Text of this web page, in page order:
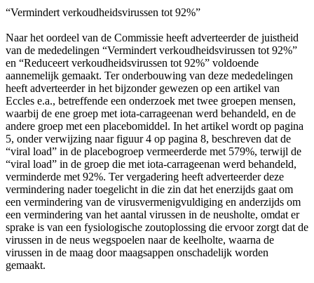
“Vermindert verkoudheidsvirussen tot 92%”
Naar het oordeel van de Commissie heeft adverteerder de juistheid
van de mededelingen “Vermindert verkoudheidsvirussen tot 92%”
en “Reduceert verkoudheidsvirussen tot 92%” voldoende
aannemelijk gemaakt. Ter onderbouwing van deze mededelingen
heeft adverteerder in het bijzonder gewezen op een artikel van
Eccles e.a., betreffende een onderzoek met twee groepen mensen,
waarbij de ene groep met iota-carrageenan werd behandeld, en de
andere groep met een placebomiddel. In het artikel wordt op pagina
5, onder verwijzing naar figuur 4 op pagina 8, beschreven dat de
“viral load” in de placebogroep vermeerderde met 579%, terwijl de
“viral load” in de groep die met iota-carrageenan werd behandeld,
verminderde met 92%. Ter vergadering heeft adverteerder deze
vermindering nader toegelicht in die zin dat het enerzijds gaat om
een vermindering van de virusvermenigvuldiging en anderzijds om
een vermindering van het aantal virussen in de neusholte, omdat er
sprake is van een fysiologische zoutoplossing die ervoor zorgt dat de
virussen in de neus wegspoelen naar de keelholte, waarna de
virussen in de maag door maagsappen onschadelijk worden
gemaakt.